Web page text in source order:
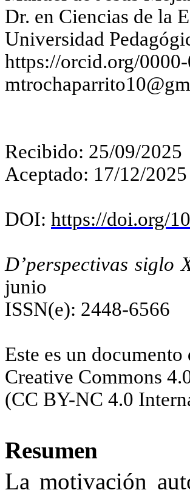
Dr. en Ciencias de la
Universidad
https://orcid.org/
Recibido: 25/09/2025
Aceptado: 17/12/2025
DOI: https://doi.org/
D’perspectivas siglo
junio
ISSN(e): 2448-6566
Este es un
Creative Commons
(CC BY-NC 4.0
Resumen
La motivación